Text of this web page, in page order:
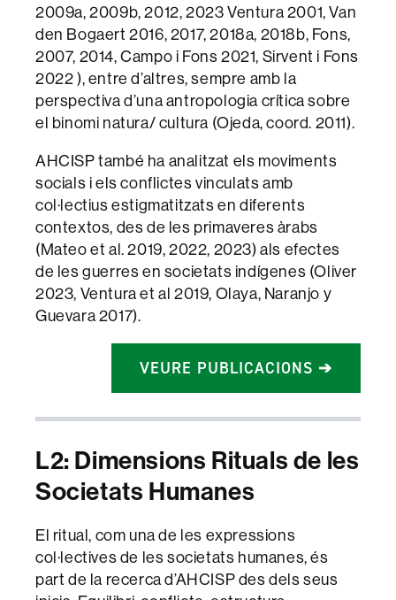
2009a, 2009b, 2012, 2023 Ventura 2001, Van
den Bogaert 2016, 2017, 2018a, 2018b, Fons,
2007, 2014, Campo i Fons 2021, Sirvent i Fons
2022 ), entre d’altres, sempre amb la
perspectiva d’una antropologia crítica sobre
el binomi natura/ cultura (Ojeda, coord. 2011).
AHCISP també ha analitzat els moviments
socials i els conflictes vinculats amb
col·lectius estigmatitzats en diferents
contextos, des de les primaveres àrabs
(Mateo et al. 2019, 2022, 2023) als efectes
de les guerres en societats indígenes (Oliver
2023, Ventura et al 2019, Olaya, Naranjo y
Guevara 2017).
VEURE PUBLICACIONS ➔
L2: Dimensions Rituals de les
Societats Humanes
El ritual, com una de les expressions
col·lectives de les societats humanes, és
part de la recerca d’AHCISP des dels seus